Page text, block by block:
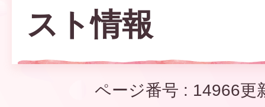
スト情報
ページ番号 : 14966更